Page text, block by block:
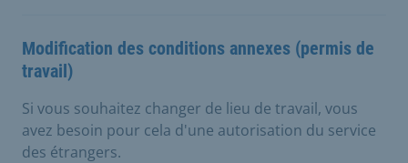
Modification des conditions annexes (permis de
travail)
Si vous souhaitez changer de lieu de travail, vous
avez besoin pour cela d'une autorisation du service
des étrangers.